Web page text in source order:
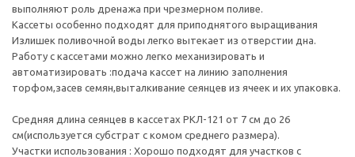
выполняют роль дренажа при чрезмерном поливе.
Кассеты особенно подходят для приподнятого выращивания
Излишек поливочной воды легко вытекает из отверстии дна.
Работу с кассетами можно легко механизировать и
автоматизировать :подача кассет на линию заполнения
торфом,засев семян,выталкивание сеянцев из ячеек и их упаковка.
Средняя длина сеянцев в кассетах РКЛ-121 от 7 см до 26
см(используется субстрат с комом среднего размера).
Участки использования : Хорошо подходят для участков с